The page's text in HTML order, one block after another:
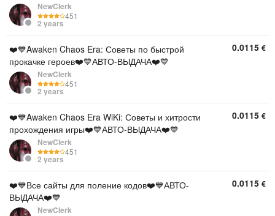
NewClerk
451
2 years
❤️💙Awaken Chaos Era: Советы по быстрой
прокачке героев❤️💙АВТО-ВЫДАЧА❤️💙
NewClerk
451
2 years
0.0115 €
❤️💙Awaken Chaos Era WiKi: Советы и хитрости
прохождения игры❤️💙АВТО-ВЫДАЧА❤️💙
NewClerk
451
2 years
0.0115 €
❤️💙Все сайты для поление кодов❤️💙АВТО-
ВЫДАЧА❤️💙
NewClerk
0.0115 €